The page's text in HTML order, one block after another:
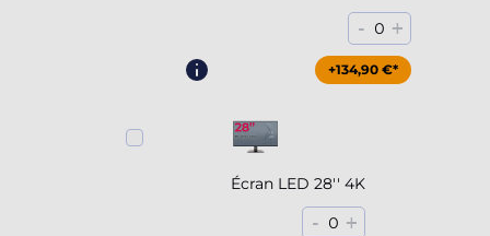
- 0 +
+204,90 €*
+134,90 €*
Écran LED 28'' 4K
- 0 +